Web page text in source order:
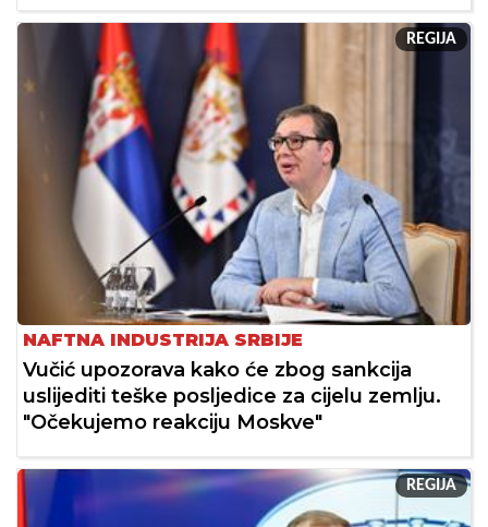
REGIJA
NAFTNA INDUSTRIJA SRBIJE
Vučić upozorava kako će zbog sankcija
uslijediti teške posljedice za cijelu zemlju.
"Očekujemo reakciju Moskve"
REGIJA